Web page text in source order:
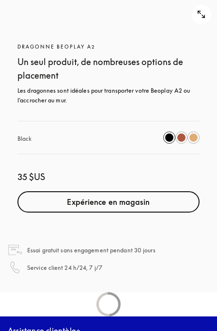
DRAGONNE BEOPLAY A2
Un seul produit, de nombreuses options de
placement
Les dragonnes sont idéales pour transporter votre Beoplay A2 ou
l’accrocher au mur.
Black
35 $US
Expérience en magasin
Essai gratuit sans engagement pendant 30 jours
Service client 24 h/24, 7 j/7s’ouvre dans un nouvel onglet